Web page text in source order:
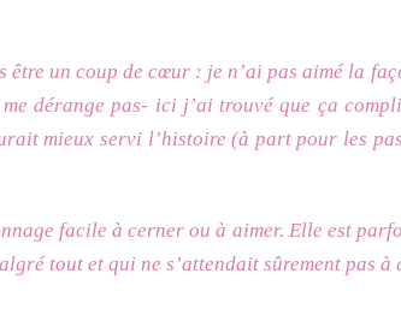
être un coup de cœur : je n’ai pas aimé la
dérange pas- ici j’ai trouvé que ça
mieux servi l’histoire (à part pour les
facile à cerner ou à aimer. Elle est
tout et qui ne s’attendait sûrement pas